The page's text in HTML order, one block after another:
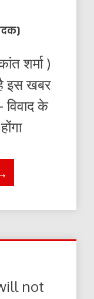
शर्मा )
है इस खबर
विवाद के
not